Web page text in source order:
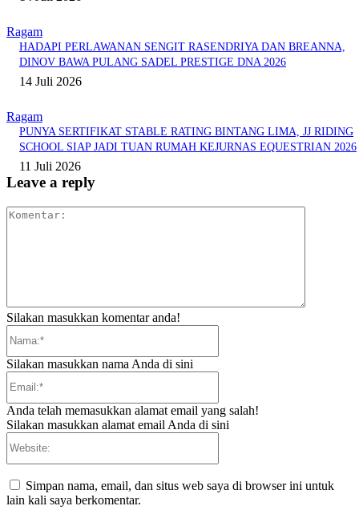
Ragam
HADAPI PERLAWANAN SENGIT RASENDRIYA DAN BREANNA,
DINOV BAWA PULANG SADEL PRESTIGE DNA 2026
14 Juli 2026
Ragam
PUNYA SERTIFIKAT STABLE RATING BINTANG LIMA, JJ RIDING
SCHOOL SIAP JADI TUAN RUMAH KEJURNAS EQUESTRIAN 2026
11 Juli 2026
Leave a reply
Silakan masukkan komentar anda!
Silakan masukkan nama Anda di sini
Anda telah memasukkan alamat email yang salah!
Silakan masukkan alamat email Anda di sini
Simpan nama, email, dan situs web saya di browser ini untuk
lain kali saya berkomentar.